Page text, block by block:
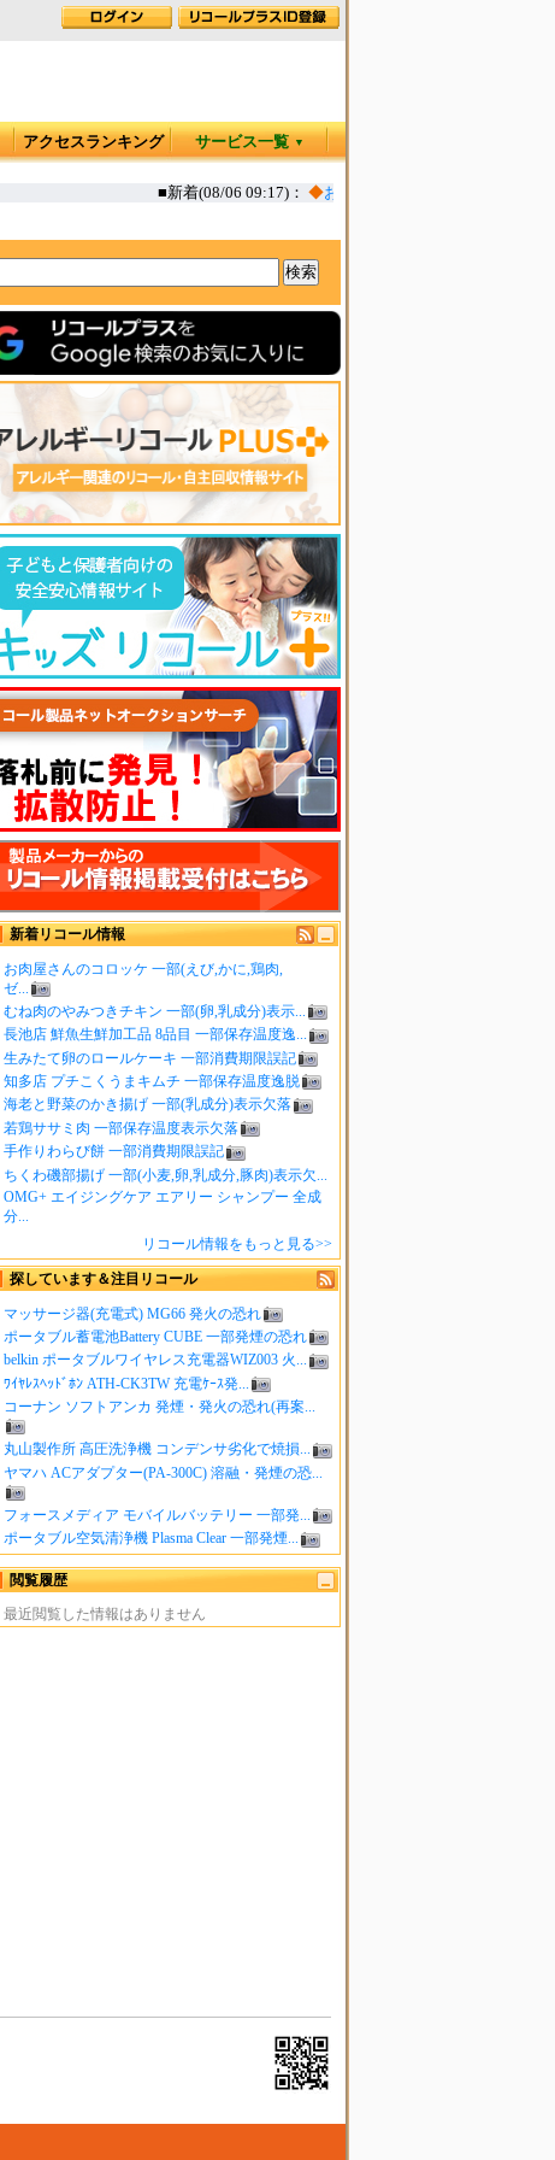
アクセスランキング サービス一覧 ▼
■新着(08/06 09:17)：◆お肉屋さんのコロッケ 一部(えび,
新着リコール情報
お肉屋さんのコロッケ 一部(えび,かに,鶏肉,
ゼ...
むね肉のやみつきチキン 一部(卵,乳成分)表示...
長池店 鮮魚生鮮加工品 8品目 一部保存温度逸...
生みたて卵のロールケーキ 一部消費期限誤記
知多店 プチこくうまキムチ 一部保存温度逸脱
海老と野菜のかき揚げ 一部(乳成分)表示欠落
若鶏ササミ肉 一部保存温度表示欠落
手作りわらび餅 一部消費期限誤記
ちくわ磯部揚げ 一部(小麦,卵,乳成分,豚肉)表示欠...
OMG+ エイジングケア エアリー シャンプー 全成
分...
リコール情報をもっと見る>>
探しています＆注目リコール
マッサージ器(充電式) MG66 発火の恐れ
ポータブル蓄電池Battery CUBE 一部発煙の恐れ
belkin ポータブルワイヤレス充電器WIZ003 火...
ﾜｲﾔﾚｽﾍｯﾄﾞﾎﾝ ATH-CK3TW 充電ｹｰｽ発...
コーナン ソフトアンカ 発煙・発火の恐れ(再案...
丸山製作所 高圧洗浄機 コンデンサ劣化で焼損...
ヤマハ ACアダプター(PA-300C) 溶融・発煙の恐...
フォースメディア モバイルバッテリー 一部発...
ポータブル空気清浄機 Plasma Clear 一部発煙...
閲覧履歴
最近閲覧した情報はありません